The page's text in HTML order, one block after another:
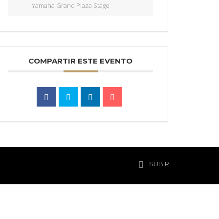
Yamaha Grand Plaza Stage
COMPARTIR ESTE EVENTO
SUBIR